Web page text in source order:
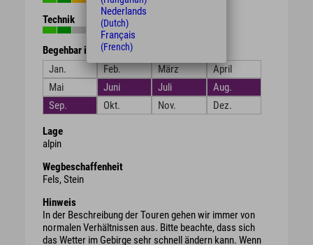
Technik
Begehbar in den Monaten
Jan.
Feb. März
April
Mai
Juni Juli
Aug.
Sep.
Okt. Nov. Dez.
Lage
alpin
Wegbeschaffenheit
Fels, Stein
Hinweis
In der Beschreibung der Touren gehen wir immer von
normalen Verhältnissen aus. Bitte beachte, dass sich
das Wetter im Gebirge sehr schnell ändern kann. Wenn
Nederlands
(Dutch)
Français
(French)